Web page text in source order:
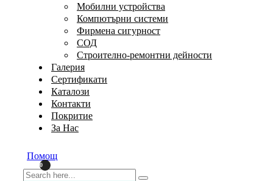
Мобилни устройства
Компютърни системи
Фирмена сигурност
СОД
Строително-ремонтни дейности
Галерия
Сертификати
Каталози
Контакти
Покритие
За Нас
0
Помощ